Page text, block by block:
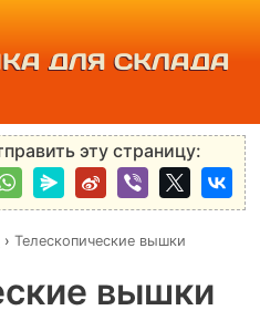
ДЛЯ СКЛАДА
эту страницу:
› Телескопические вышки
вышки